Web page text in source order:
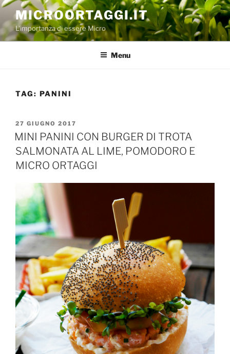
Salta
contenuto
MICROORTAGGI.IT
L'importanza di essere Micro
Menu
TAG: PANINI
PUBBLICATO
IL
27 GIUGNO 2017
MINI PANINI CON BURGER DI TROTA
SALMONATA AL LIME, POMODORO E
MICRO ORTAGGI